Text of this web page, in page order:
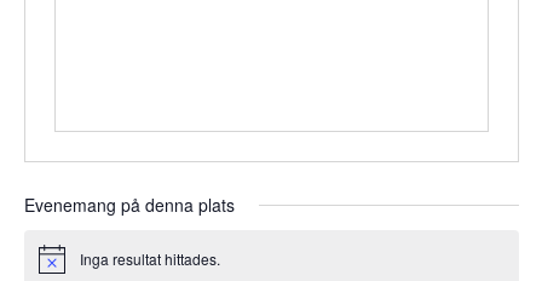
Evenemang på denna plats
Notice Inga resultat hittades.